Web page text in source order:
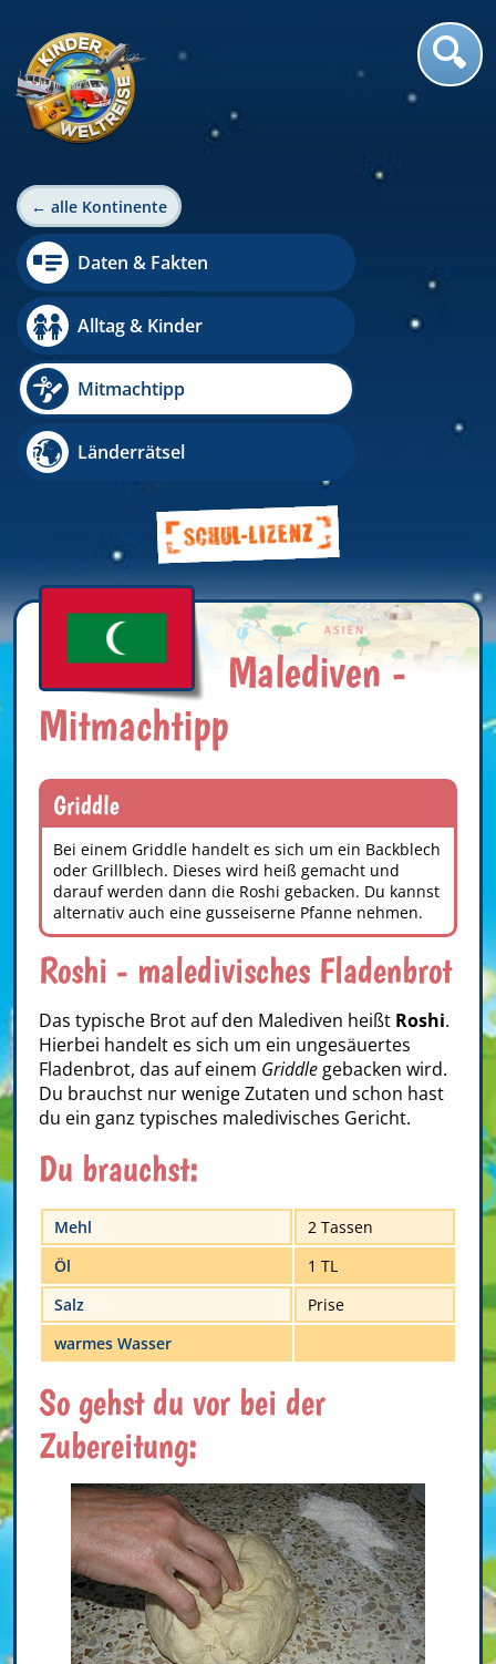
← alle Kontinente
Daten & Fakten
Alltag & Kinder
Mitmachtipp
Länderrätsel
Malediven -
Mitmachtipp
Griddle
Bei einem Griddle handelt es sich um ein Backblech
oder Grillblech. Dieses wird heiß gemacht und
darauf werden dann die Roshi gebacken. Du kannst
alternativ auch eine gusseiserne Pfanne nehmen.
Roshi - maledivisches Fladenbrot
Das typische Brot auf den Malediven heißt Roshi.
Hierbei handelt es sich um ein ungesäuertes
Fladenbrot, das auf einem Griddle gebacken wird.
Du brauchst nur wenige Zutaten und schon hast
du ein ganz typisches maledivisches Gericht.
Du brauchst:
Mehl
2 Tassen
Öl
1 TL
Salz
Prise
warmes Wasser
So gehst du vor bei der
Zubereitung: